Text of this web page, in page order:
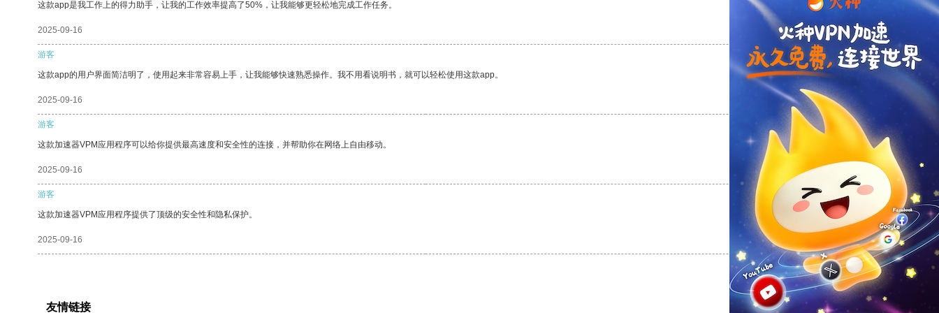
这款app是我工作上的得力助手，让我的工作效率提高了50%，让我能够更轻松地完成工作任务。
2025-09-16 支持[0] 反对
游客
这款app的用户界面简洁明了，使用起来非常容易上手，让我能够快速熟悉操作。我不用看说明书，就可以轻松使用这款app。
2025-09-16 支持
游客
这款加速器VPM应用程序可以给你提供最高速度和安全性的连接，并帮助你在网络上自由移动。
2025-09-16 反对 [0]
游客
这款加速器VPM应用程序提供了顶级的安全性和隐私保护。
2025-09-16 支持[0] 反对[0]
友情链接